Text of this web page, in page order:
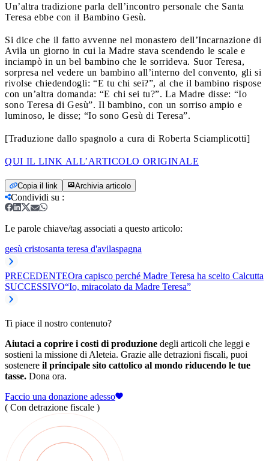
Un’altra tradizione parla dell’incontro personale che Santa
Teresa ebbe con il Bambino Gesù.
Si dice che il fatto avvenne nel monastero dell’Incarnazione di
Avila un giorno in cui la Madre stava scendendo le scale e
inciampò in un bel bambino che le sorrideva. Suor Teresa,
sorpresa nel vedere un bambino all’interno del convento, gli si
rivolse chiedendogli: “E tu chi sei?”, al che il bambino rispose
con un’altra domanda: “E chi sei tu?”. La Madre disse: “Io
sono Teresa di Gesù”. Il bambino, con un sorriso ampio e
luminoso, le disse; “Io sono Gesù di Teresa”.
[Traduzione dallo spagnolo a cura di Roberta Sciamplicotti]
QUI IL LINK ALL’ARTICOLO ORIGINALE
Copia il link Archivia articolo
Condividi su :
Le parole chiave/tag associati a questo articolo:
gesù cristosanta teresa d'avilaspagna
PRECEDENTEOra capisco perché Madre Teresa ha scelto Calcutta
SUCCESSIVO“Io, miracolato da Madre Teresa”
Ti piace il nostro contenuto?
Aiutaci a coprire i costi di produzione degli articoli che leggi e
sostieni la missione di Aleteia. Grazie alle detrazioni fiscali, puoi
sostenere il principale sito cattolico al mondo riducendo le tue
tasse. Dona ora.
Faccio una donazione adesso
( Con detrazione fiscale )